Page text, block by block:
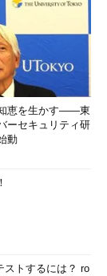
恵を生かす――東
ーセキュリティ研
動
ストするには？ ro